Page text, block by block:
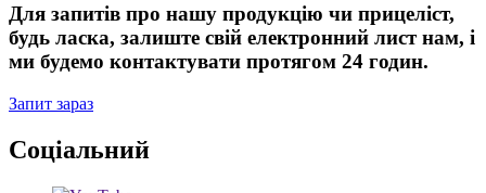
Для запитів про нашу продукцію чи прицеліст,
будь ласка, залиште свій електронний лист нам, і
ми будемо контактувати протягом 24 годин.
Запит зараз
Соціальний